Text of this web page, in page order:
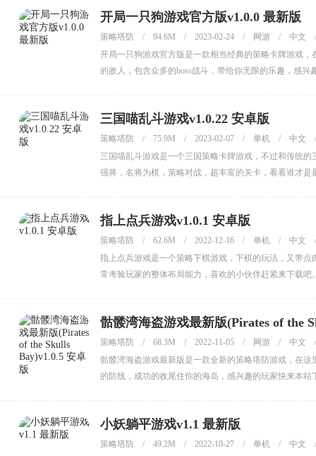
开局一只狗游戏官方版v1.0.0 最新版
策略塔防 / 94.6M / 2023-02-24 / 网游 / 中文
/
开局一只狗游戏官方版是一款相当经典的策略卡牌游戏
的敌人，包含众多的boss战斗，带给你无限的乐趣，感兴
三国喵乱斗游戏v1.0.22 安卓版
策略塔防 / 75.9M / 2023-02-07 / 单机 / 中文
/
三国喵乱斗游戏是一个三国策略卡牌游戏，不过和传统
强将，名将为棋，策略对战，超丰富的关卡，看看谁才
指上点兵游戏v1.0.1 安卓版
策略塔防 / 62.6M / 2022-12-16 / 单机 / 中文
/
指上点兵游戏是一个策略下棋游戏，下棋的玩法，又带
常考验玩家的整体布局能力，喜欢的小伙伴赶紧来下载吧
骷髅湾海盗游戏最新版(Pirates of the
策略塔防 / 68.3M / 2022-11-05 / 网游 / 中文
/
骷髅湾海盗游戏最新版是一款全新的策略塔防游戏，在
的防线，成功的收尾住你的海岛，感兴趣的玩家快来本站
小妖躺平游戏v1.1 最新版
策略塔防 / 49.2M / 2022-10-27 / 单机 / 中文
/